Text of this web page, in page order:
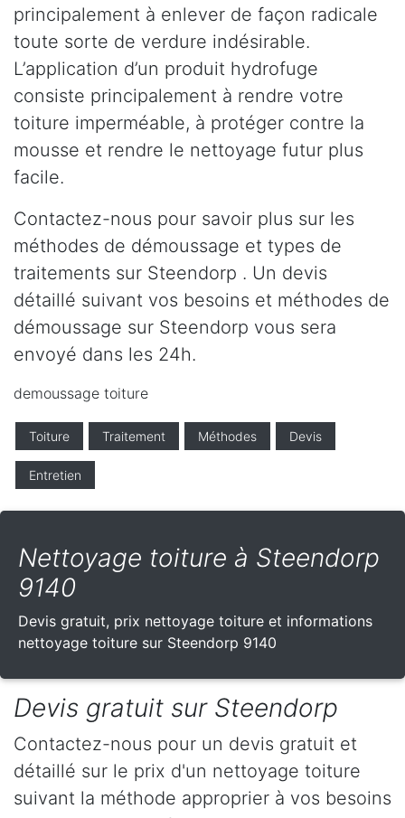
principalement à enlever de façon radicale
toute sorte de verdure indésirable.
L’application d’un produit hydrofuge
consiste principalement à rendre votre
toiture imperméable, à protéger contre la
mousse et rendre le nettoyage futur plus
facile.
Contactez-nous pour savoir plus sur les
méthodes de démoussage et types de
traitements sur Steendorp . Un devis
détaillé suivant vos besoins et méthodes de
démoussage sur Steendorp vous sera
envoyé dans les 24h.
demoussage toiture
Toiture Traitement Méthodes Devis
Entretien
Nettoyage toiture à Steendorp
9140
Devis gratuit, prix nettoyage toiture et informations
nettoyage toiture sur Steendorp 9140
Devis gratuit sur Steendorp
Contactez-nous pour un devis gratuit et
détaillé sur le prix d'un nettoyage toiture
suivant la méthode approprier à vos besoins